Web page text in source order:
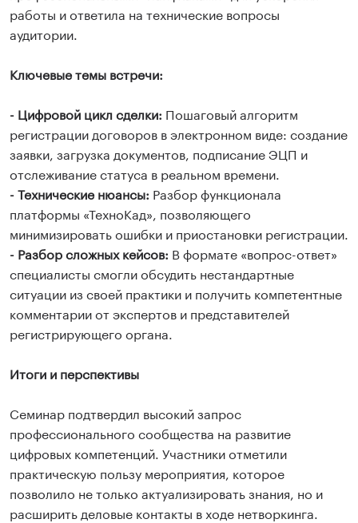
работы и ответила на технические вопросы
аудитории.
Ключевые темы встречи:
- Цифровой цикл сделки: Пошаговый алгоритм
регистрации договоров в электронном виде: создание
заявки, загрузка документов, подписание ЭЦП и
отслеживание статуса в реальном времени.
- Технические нюансы: Разбор функционала
платформы «ТехноКад», позволяющего
минимизировать ошибки и приостановки регистрации.
- Разбор сложных кейсов: В формате «вопрос-ответ»
специалисты смогли обсудить нестандартные
ситуации из своей практики и получить компетентные
комментарии от экспертов и представителей
регистрирующего органа.
Итоги и перспективы
Семинар подтвердил высокий запрос
профессионального сообщества на развитие
цифровых компетенций. Участники отметили
практическую пользу мероприятия, которое
позволило не только актуализировать знания, но и
расширить деловые контакты в ходе нетворкинга.